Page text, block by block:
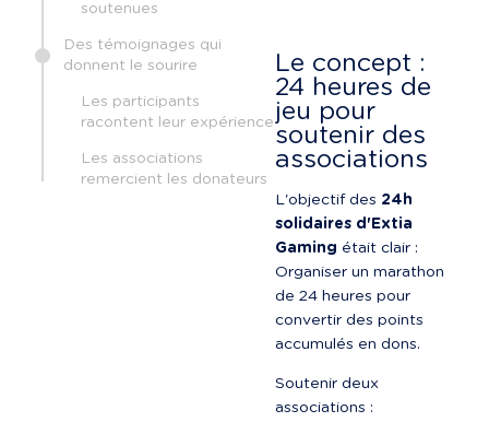
soutenues
Des témoignages qui
donnent le sourire
Les participants
racontent leur expérience
Les associations
remercient les donateurs
Le concept :
24 heures de
jeu pour
soutenir des
associations
L'objectif des 24h
solidaires d'Extia
Gaming était clair :
Organiser un marathon
de 24 heures pour
convertir des points
accumulés en dons.
Soutenir deux
associations :